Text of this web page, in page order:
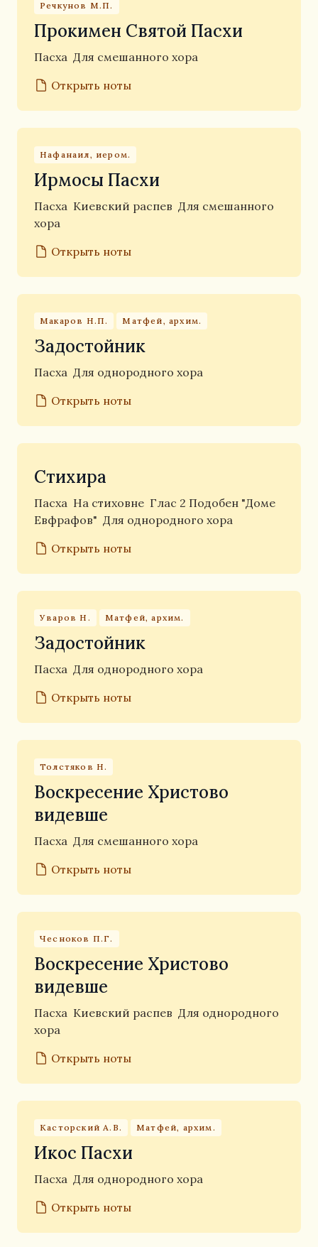
Речкунов М.П.
Прокимен Святой Пасхи
Пасха Для смешанного хора
Открыть ноты
Нафанаил, иером.
Ирмосы Пасхи
Пасха Киевский распев Для смешанного
хора
Открыть ноты
Макаров Н.П. Матфей, архим.
Задостойник
Пасха Для однородного хора
Открыть ноты
Стихира
Пасха На стиховне Глас 2 Подобен "Доме
Евфрафов" Для однородного хора
Открыть ноты
Уваров Н. Матфей, архим.
Задостойник
Пасха Для однородного хора
Открыть ноты
Толстяков Н.
Воскресение Христово
видевше
Пасха Для смешанного хора
Открыть ноты
Чесноков П.Г.
Воскресение Христово
видевше
Пасха Киевский распев Для однородного
хора
Открыть ноты
Касторский А.В. Матфей, архим.
Икос Пасхи
Пасха Для однородного хора
Открыть ноты